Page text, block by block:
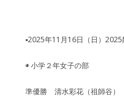
▪️2025年11月16日（日）
◉ 小学２年女子の部
準優勝 清水彩花（祖師谷）